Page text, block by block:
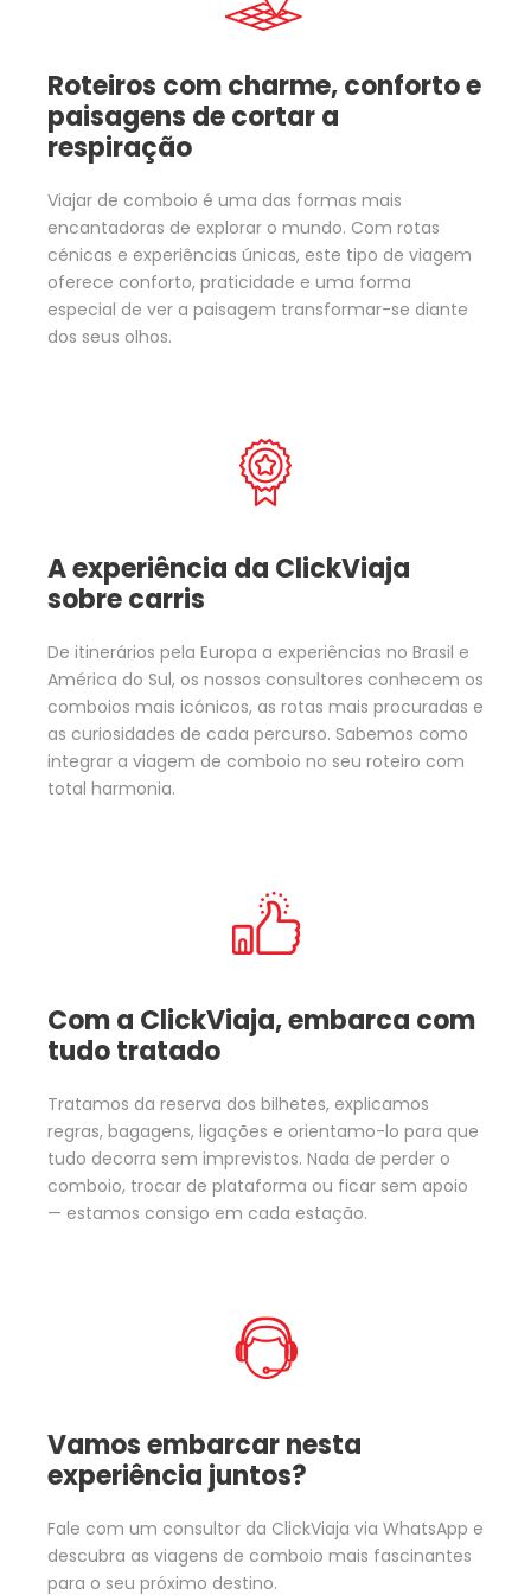
Roteiros com charme, conforto e
paisagens de cortar a
respiração
Viajar de comboio é uma das formas mais
encantadoras de explorar o mundo. Com rotas
cénicas e experiências únicas, este tipo de viagem
oferece conforto, praticidade e uma forma
especial de ver a paisagem transformar-se diante
dos seus olhos.
A experiência da ClickViaja
sobre carris
De itinerários pela Europa a experiências no Brasil e
América do Sul, os nossos consultores conhecem os
comboios mais icónicos, as rotas mais procuradas e
as curiosidades de cada percurso. Sabemos como
integrar a viagem de comboio no seu roteiro com
total harmonia.
Com a ClickViaja, embarca com
tudo tratado
Tratamos da reserva dos bilhetes, explicamos
regras, bagagens, ligações e orientamo-lo para que
tudo decorra sem imprevistos. Nada de perder o
comboio, trocar de plataforma ou ficar sem apoio
— estamos consigo em cada estação.
Vamos embarcar nesta
experiência juntos?
Fale com um consultor da ClickViaja via WhatsApp e
descubra as viagens de comboio mais fascinantes
para o seu próximo destino.